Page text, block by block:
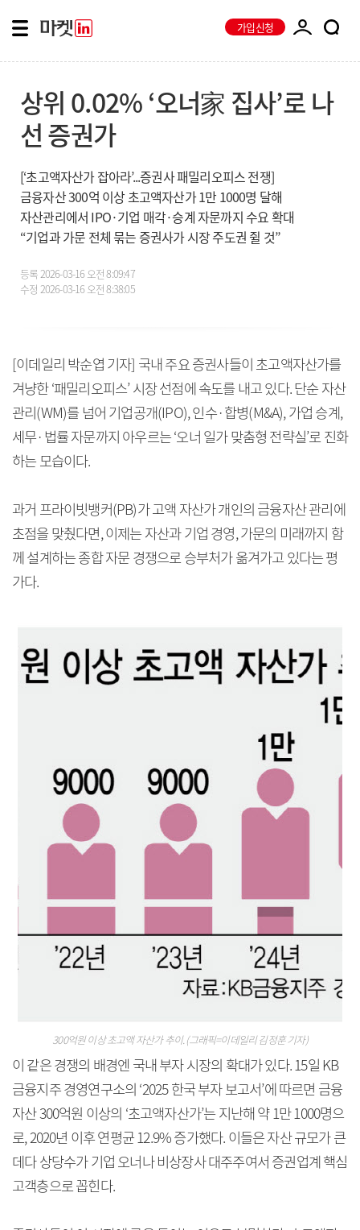
가입신청
상위 0.02% ‘오너家 집사’로 나
선 증권가
[‘초고액자산가 잡아라’...증권사 패밀리오피스 전쟁]
금융자산 300억 이상 초고액자산가 1만 1000명 달해
자산관리에서 IPO·기업 매각·승계 자문까지 수요 확대
“기업과 가문 전체 묶는 증권사가 시장 주도권 쥘 것”
등록2026-03-16 오전 8:09:47
수정 2026-03-16 오전 8:38:05
[이데일리 박순엽 기자] 국내 주요 증권사들이 초고액자산가를
겨냥한 ‘패밀리오피스’ 시장 선점에 속도를 내고 있다. 단순 자산
관리(WM)를 넘어 기업공개(IPO), 인수·합병(M&A), 가업 승계,
세무·법률 자문까지 아우르는 ‘오너 일가 맞춤형 전략실’로 진화
하는 모습이다.
과거 프라이빗뱅커(PB)가 고액 자산가 개인의 금융자산 관리에
초점을 맞췄다면, 이제는 자산과 기업 경영, 가문의 미래까지 함
께 설계하는 종합 자문 경쟁으로 승부처가 옮겨가고 있다는 평
가다.
300억원 이상 초고액 자산가 추이. (그래픽=이데일리 김정훈 기자)
이 같은 경쟁의 배경엔 국내 부자 시장의 확대가 있다. 15일 KB
금융지주 경영연구소의 ‘2025 한국 부자 보고서’에 따르면 금융
자산 300억원 이상의 ‘초고액자산가’는 지난해 약 1만 1000명으
로, 2020년 이후 연평균 12.9% 증가했다. 이들은 자산 규모가 큰
데다 상당수가 기업 오너나 비상장사 대주주여서 증권업계 핵심
고객층으로 꼽힌다.